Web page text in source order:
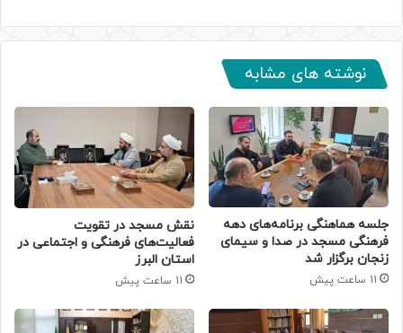
نوشته های مشابه
جلسه هماهنگی برنامه‌های دهه
فرهنگی مسجد در صدا و سیمای
زنجان برگزار شد
11 ساعت پیش
نقش مسجد در تقویت
فعالیت‌های فرهنگی و اجتماعی در
استان البرز
11 ساعت پیش